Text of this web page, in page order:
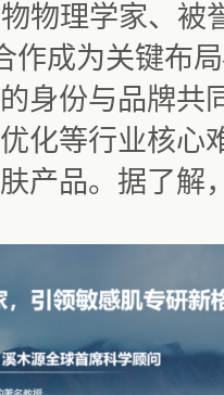
物理学家、被
作成为关键布
身份与品牌共
化等行业核心
产品。据了解